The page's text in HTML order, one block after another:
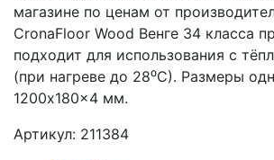
магазине по ценам от
CronaFloor Wood Венге 34 класса
подходит для использования с
(при нагреве до 28⁰С). Размеры
1200x180x4 мм.
Артикул: 211384